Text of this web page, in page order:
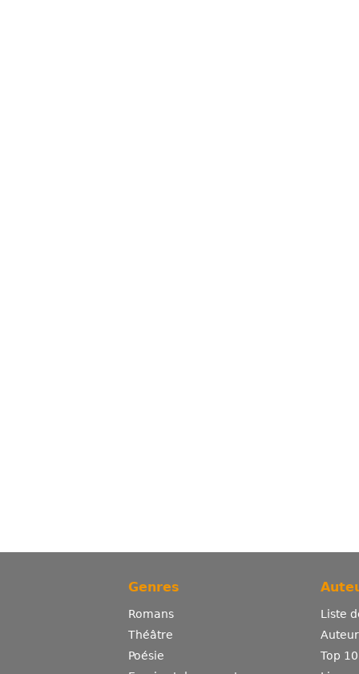
Genres
Romans
Théâtre
Poésie
Liste
Top